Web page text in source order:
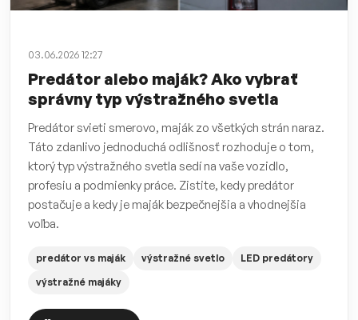
03.06.2026 12:27
Predátor alebo maják? Ako vybrať
správny typ výstražného svetla
Predátor svieti smerovo, maják zo všetkých strán naraz.
Táto zdanlivo jednoduchá odlišnosť rozhoduje o tom,
ktorý typ výstražného svetla sedí na vaše vozidlo,
profesiu a podmienky práce. Zistite, kedy predátor
postačuje a kedy je maják bezpečnejšia a vhodnejšia
voľba.
predátor vs maják výstražné svetlo
LED predátory
výstražné majáky